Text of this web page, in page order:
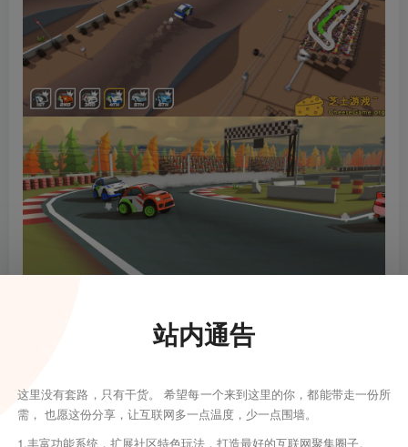
站内通告
这里没有套路，只有干货。 希望每一个来到这里的你，都能带走一份所
需， 也愿这份分享，让互联网多一点温度，少一点围墙。
1.丰富功能系统，扩展社区特色玩法，打造最好的互联网聚集圈子。